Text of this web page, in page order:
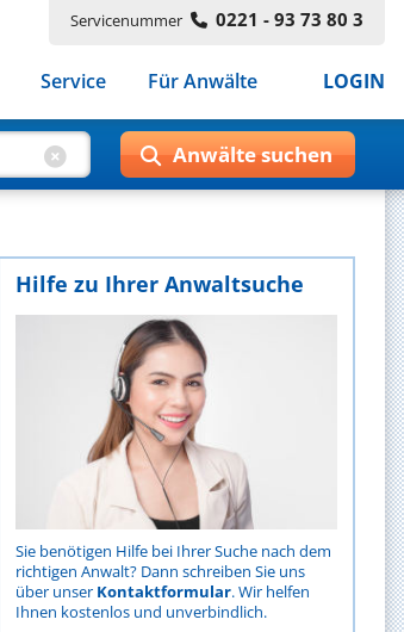
Servicenummer 0221 - 93 73 80 3
Service Für Anwälte LOGIN
Hilfe zu Ihrer Anwaltsuche
Sie benötigen Hilfe bei Ihrer Suche nach dem
richtigen Anwalt? Dann schreiben Sie uns
über unser Kontaktformular. Wir helfen
Ihnen kostenlos und unverbindlich.